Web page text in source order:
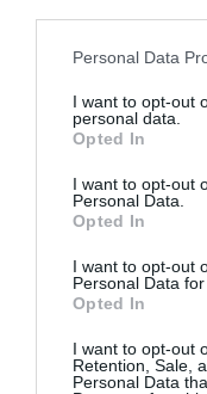
Personal Data
I want to opt-out
personal data.
Opted In
I want to opt-out
Personal Data.
Opted In
I want to opt-out
Personal Data
Opted In
I want to opt-out
Retention, Sale,
Personal Data
Lee
Trendigt
Populär